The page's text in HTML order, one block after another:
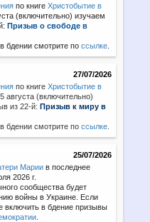
по книгеХристобытие в
(включительно) изучаем
Призыв о свободе в
бдении смотрите поссылке
27/07/2026
по книгеХристобытие в
августа (включительно)
из 22-й:Призыв к миру в
бдении смотрите поссылке
25/07/2026
Марии в последнее
2026 г.
сообщества будет
войны в Украине. Если
включить в бдение призывы